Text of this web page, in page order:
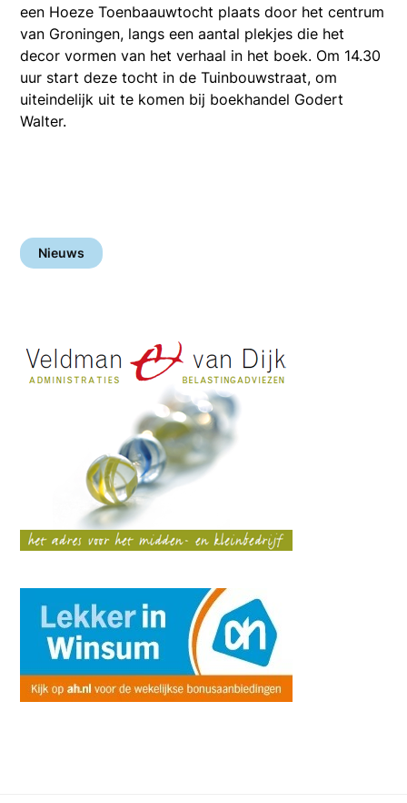
een Hoeze Toenbaauwtocht plaats door het centrum
van Groningen, langs een aantal plekjes die het
decor vormen van het verhaal in het boek. Om 14.30
uur start deze tocht in de Tuinbouwstraat, om
uiteindelijk uit te komen bij boekhandel Godert
Walter.
Nieuws